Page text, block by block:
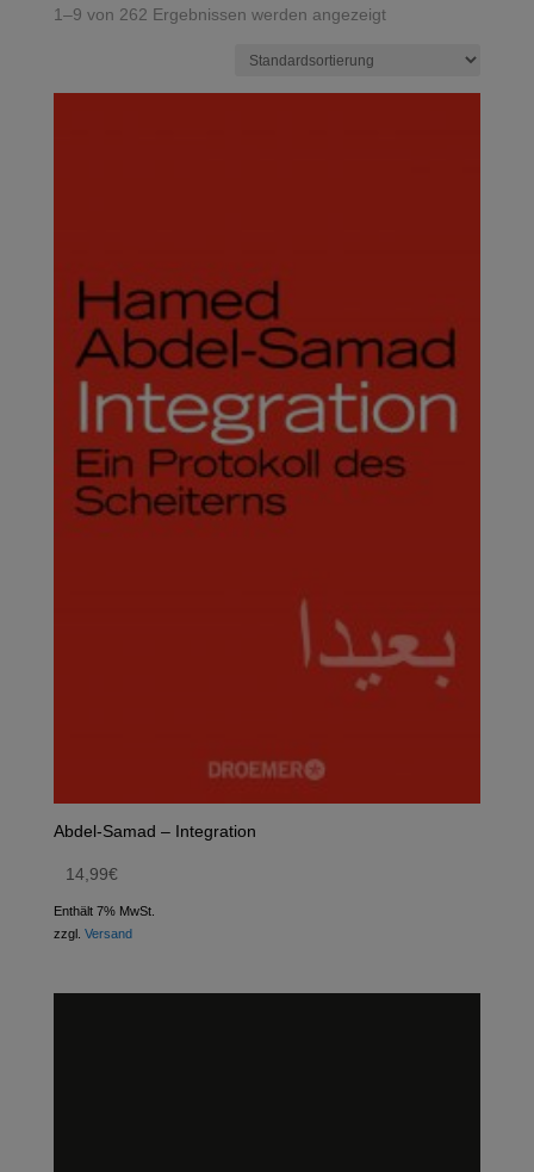
1–9 von 262 Ergebnissen werden angezeigt
Abdel-Samad – Integration
14,99€
Enthält 7% MwSt.
zzgl. Versand